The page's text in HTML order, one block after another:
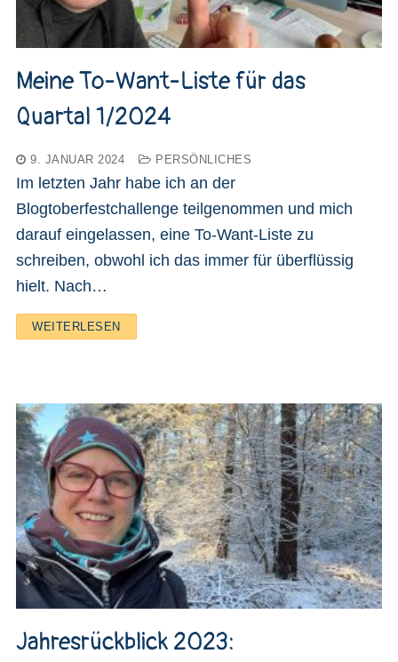
Meine To-Want-Liste für das
Quartal 1/2024
9. JANUAR 2024 PERSÖNLICHES
Im letzten Jahr habe ich an der
Blogtoberfestchallenge teilgenommen und mich
darauf eingelassen, eine To-Want-Liste zu
schreiben, obwohl ich das immer für überflüssig
hielt. Nach…
WEITERLESEN
Jahresrückblick 2023: